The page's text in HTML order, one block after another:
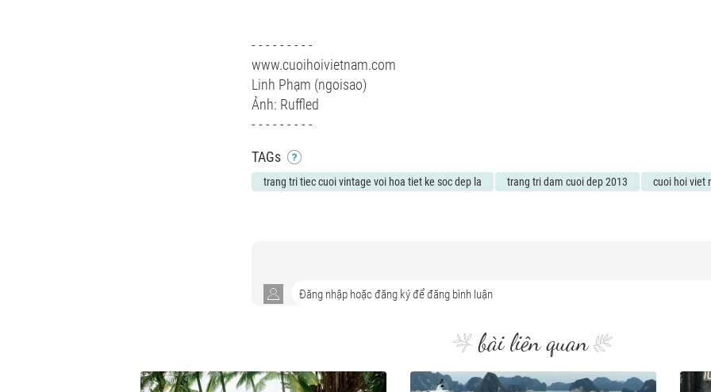
- - - - - - - - -
www.cuoihoivietnam.com
Linh Phạm (ngoisao)
Ảnh: Ruffled
- - - - - - - - -
TAGs
trang tri tiec cuoi vintage voi hoa tiet ke soc dep la trang tri dam cuoi dep 2013 cuoi hoi viet
bài liên quan